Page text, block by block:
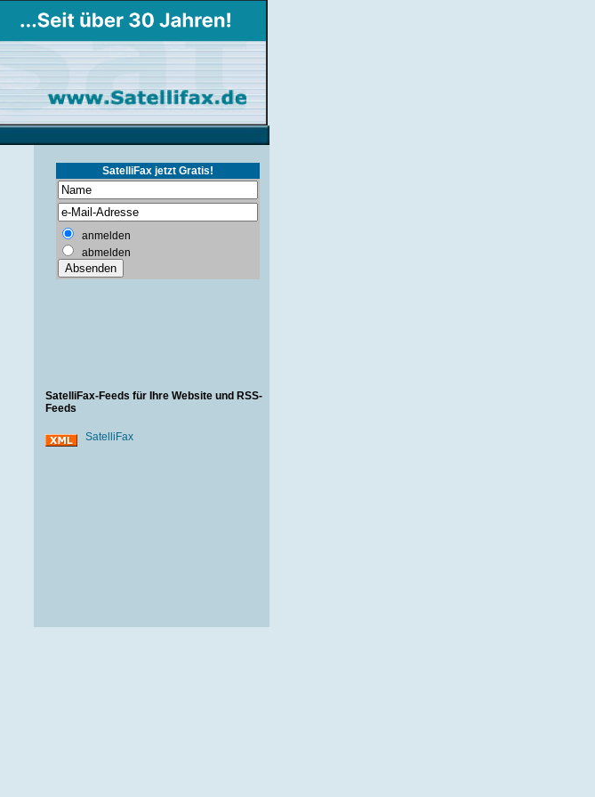
SatelliFax jetzt Gratis!
anmelden
abmelden
SatelliFax-Feeds für Ihre Website und RSS-
Feeds
SatelliFax